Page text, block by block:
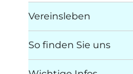
Vereinsleben
So finden Sie uns